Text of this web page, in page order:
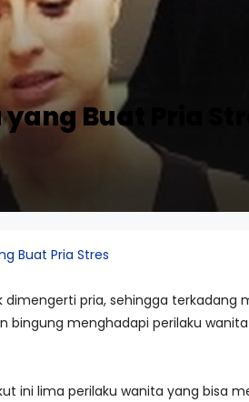
Buat Pria
Buat Pria Stres
dimengerti pria, sehingga
bingung menghadapi perilaku
ini lima perilaku wanita yang bisa